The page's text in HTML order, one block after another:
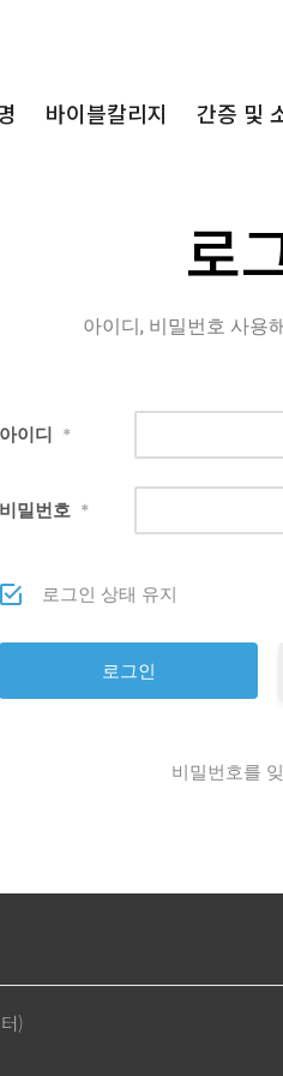
바이블칼리지 간증 및
로
아이디, 비밀번호 사용
아이디 *
비밀번호 *
로그인 상태 유지
비밀번호를
)